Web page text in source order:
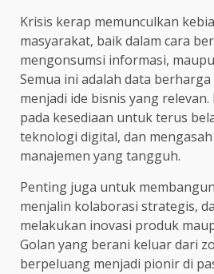
Krisis kerap memunculkan
masyarakat, baik dalam cara
mengonsumsi informasi,
Semua ini adalah data
menjadi ide bisnis yang
pada kesediaan untuk terus
teknologi digital, dan
manajemen yang tangguh.
Penting juga untuk
menjalin kolaborasi strategis,
melakukan inovasi produk
Golan yang berani keluar dari
berpeluang menjadi pionir di